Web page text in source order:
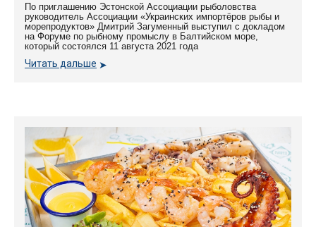
По приглашению Эстонской Ассоциации рыболовства
руководитель Ассоциации «Украинских импортёров рыбы и
морепродуктов» Дмитрий Загуменный выступил с докладом
на Форуме по рыбному промыслу в Балтийском море,
который состоялся 11 августа 2021 года
Читать дальше